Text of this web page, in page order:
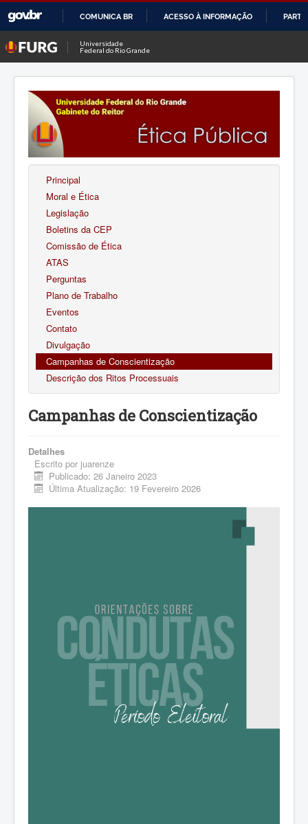
O
CONTEÚDO
COMUNICA BR ACESSO À INFORMAÇÃO
Universidade
Federal do Rio Grande
Principal
Moral e Ética
Legislação
Boletins da CEP
Comissão de Ética
ATAS
Perguntas
Plano de Trabalho
Eventos
Contato
Divulgação
Campanhas de Conscientização
Descrição dos Ritos Processuais
Campanhas de Conscientização
Detalhes
Escrito por juarenze
Publicado: 26 Janeiro 2023
Última Atualização: 19 Fevereiro 2026